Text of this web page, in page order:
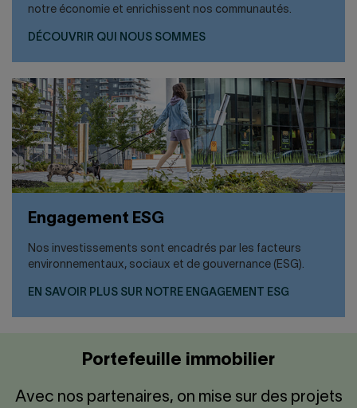
notre économie et enrichissent nos communautés.
DÉCOUVRIR QUI NOUS SOMMES
Engagement ESG
Nos investissements sont encadrés par les facteurs
environnementaux, sociaux et de gouvernance (ESG).
EN SAVOIR PLUS SUR NOTRE ENGAGEMENT ESG
Portefeuille immobilier
Avec nos partenaires, on mise sur des projets